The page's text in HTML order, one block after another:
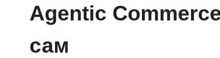
Agentic
сам